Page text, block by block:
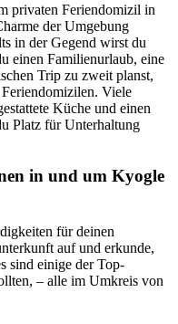
privaten Feriendomizil in
der Umgebung
in der Gegend wirst du
einen Familienurlaub, eine
Trip zu zweit planst,
Viele
Küche und einen
Platz für Unterhaltung
in und um Kyogle
für deinen
auf und erkunde,
sind einige der Top-
– alle im Umkreis von